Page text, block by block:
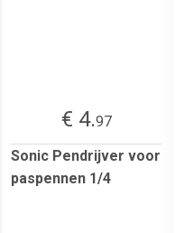
€ 4.97
Sonic Pendrijver voor
paspennen 1/4